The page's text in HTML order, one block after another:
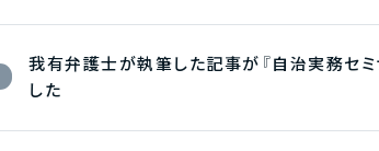
我有弁護士が執筆した記事が『自治実務セ
した